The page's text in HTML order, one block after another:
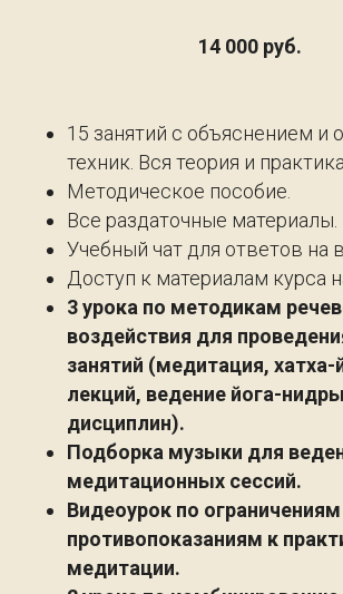
14 000 руб.
15 занятий с объяснением и
техник. Вся теория и
Методическое пособие.
Все раздаточные материалы.
Учебный чат для ответов на
Доступ к материалам курса
3 урока по методикам
воздействия для
занятий (медитация, хатха-
лекций, ведение йога-
дисциплин).
Подборка музыки для
медитационных сессий.
Видеоурок по ограничениям
противопоказаниям к
медитации.